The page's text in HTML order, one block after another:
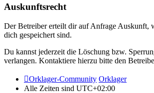
Auskunftsrecht
Der Betreiber erteilt dir auf Anfrage Auskunft,
dich gespeichert sind.
Du kannst jederzeit die Löschung bzw.
verlangen. Kontaktiere hierzu bitte den
Orklager-Community Orklager
Alle Zeiten sind UTC+02:00